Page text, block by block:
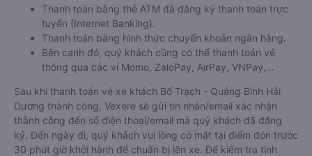
Thanh toán bằng thẻ ATM đã đăng ký thanh toán trực
tuyến (Internet Banking).
Thanh toán bằng hình thức chuyển khoản ngân hàng.
Bên cạnh đó, quý khách cũng có thể thanh toán vé
thông qua các ví Momo, ZaloPay, AirPay, VNPay,…
Sau khi thanh toán vé xe khách Bố Trạch - Quảng Bình Hải
Dương thành công, Vexere sẽ gửi tin nhắn/email xác nhận
thành công đến số điện thoại/email mà quý khách đã đăng
ký. Đến ngày đi, quý khách vui lòng có mặt tại điểm đón trước
30 phút giờ khởi hành để chuẩn bị lên xe. Để kiểm tra tình